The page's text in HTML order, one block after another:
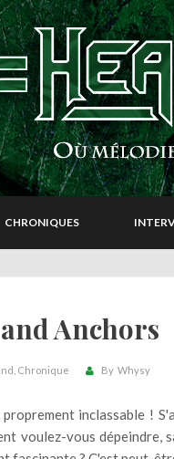
CHRONIQUES
Anchors
Chronique By Whysy
inclassable !
voulez-vous dépeindre,